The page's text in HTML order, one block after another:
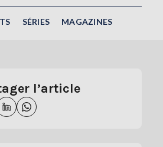
SÉRIES MAGAZINES
l’article